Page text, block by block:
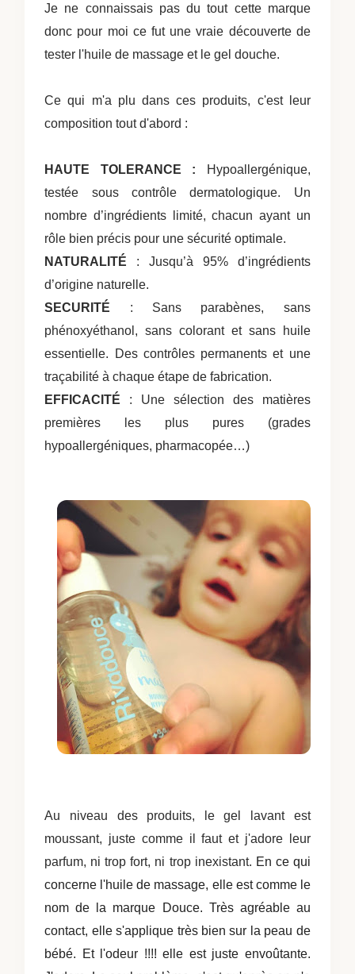
Je ne connaissais pas du tout cette marque
donc pour moi ce fut une vraie découverte de
tester l'huile de massage et le gel douche.
Ce qui m'a plu dans ces produits, c'est leur
composition tout d'abord :
HAUTE TOLERANCE : Hypoallergénique,
testée sous contrôle dermatologique. Un
nombre d’ingrédients limité, chacun ayant un
rôle bien précis pour une sécurité optimale.
NATURALITÉ : Jusqu’à 95% d’ingrédients
d’origine naturelle.
SECURITÉ : Sans parabènes, sans
phénoxyéthanol, sans colorant et sans huile
essentielle. Des contrôles permanents et une
traçabilité à chaque étape de fabrication.
EFFICACITÉ : Une sélection des matières
premières les plus pures (grades
hypoallergéniques, pharmacopée…)
Au niveau des produits, le gel lavant est
moussant, juste comme il faut et j'adore leur
parfum, ni trop fort, ni trop inexistant. En ce qui
concerne l'huile de massage, elleest comme le
nom de la marque
Douce. Très agréable au
contact, elle s'applique très bien sur la peau de
bébé. Et l'odeur !!!! elle est juste envoûtante.